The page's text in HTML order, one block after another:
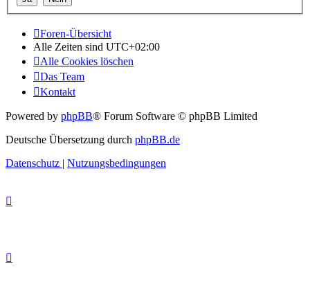
Foren-Übersicht
Alle Zeiten sind UTC+02:00
Alle Cookies löschen
Das Team
Kontakt
Powered by phpBB® Forum Software © phpBB Limited
Deutsche Übersetzung durch phpBB.de
Datenschutz | Nutzungsbedingungen